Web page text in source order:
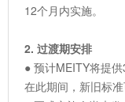
12个月内实施。
2. 过渡期安排
● 预计MEITY将提
在此期间，新旧标准